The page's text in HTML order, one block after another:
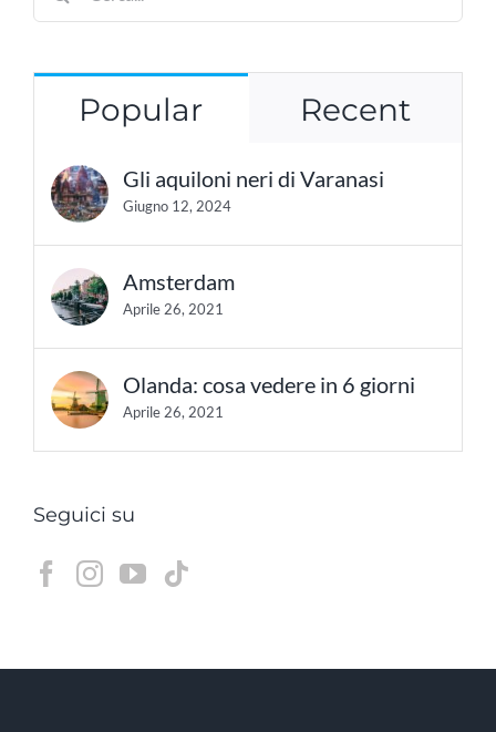
per:
Popular Recent
Gli aquiloni neri di Varanasi
Giugno 12, 2024
Amsterdam
Aprile 26, 2021
Olanda: cosa vedere in 6 giorni
Aprile 26, 2021
Seguici su